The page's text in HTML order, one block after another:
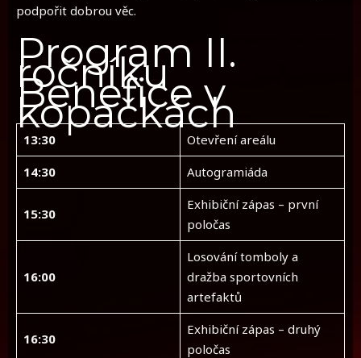
podpořit dobrou věc.
Program II.
ročníku
Benefice v
kopačkách
13:30
Otevření areálu
14:30
Autogramiáda
15:30
Exhibiční zápas – první
poločas
16:00
Losování tomboly a
dražba sportovních
artefaktů
16:30
Exhibiční zápas – druhý
poločas